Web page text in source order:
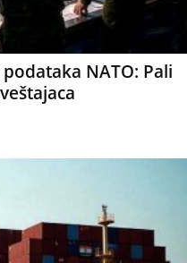
NATO: Pali